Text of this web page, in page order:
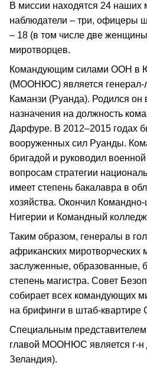
В миссии находятся 24 наших
наблюдатели – три, офицеры
– 18 (в том числе две
миротворцев.
Командующим силами ООН в
(МООНЮС) является
Каманзи (Руанда). Родился он
назначения на должность
Дарфуре. В 2012–2015 годах
вооруженных сил Руанды.
бригадой и руководил
вопросам стратегии
имеет степень бакалавра в
хозяйства. Окончил
Нигерии и Командный
Таким образом, генералы в
африканских миротворческих
заслуженные, образованные,
степень магистра. Совет
собирает всех командующих
на брифинги в
Специальным
главой МООНЮС является
Зеландия).